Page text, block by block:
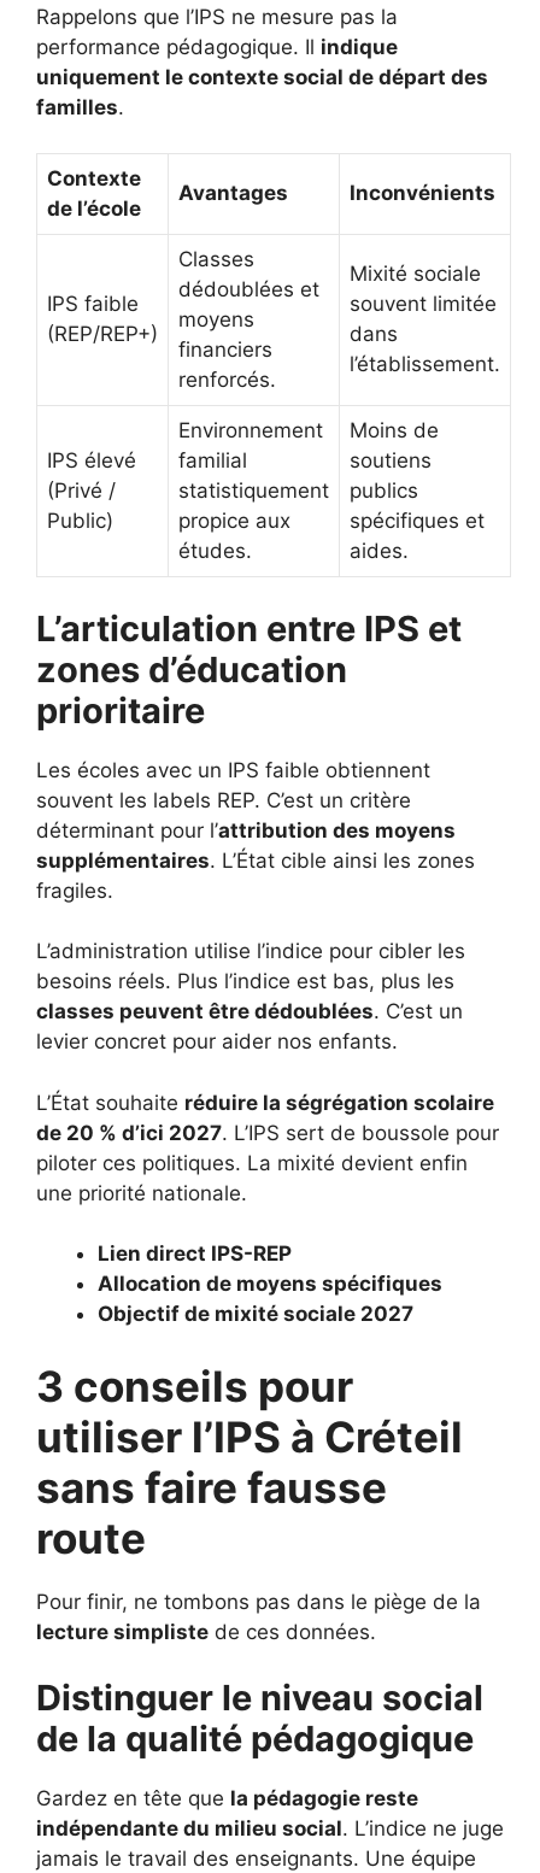
Rappelons que l’IPS ne mesure pas la
performance pédagogique. Il indique
uniquement le contexte social de départ des
familles.
Contexte
de l’école
Avantages Inconvénients
IPS faible
(REP/REP+)
Classes
dédoublées et
moyens
financiers
renforcés.
Mixité sociale
souvent limitée
dans
l’établissement.
IPS élevé
(Privé /
Public)
Environnement
familial
statistiquement
propice aux
études.
Moins de
soutiens
publics
spécifiques et
aides.
L’articulation entre IPS et
zones d’éducation
prioritaire
Les écoles avec un IPS faible obtiennent
souvent les labels REP. C’est un critère
déterminant pour l’attribution des moyens
supplémentaires. L’État cible ainsi les zones
fragiles.
L’administration utilise l’indice pour cibler les
besoins réels. Plus l’indice est bas, plus les
classes peuvent être dédoublées. C’est un
levier concret pour aider nos enfants.
L’État souhaite réduire la ségrégation scolaire
de 20 % d’ici 2027. L’IPS sert de boussole pour
piloter ces politiques. La mixité devient enfin
une priorité nationale.
Lien direct IPS-REP
Allocation de moyens spécifiques
Objectif de mixité sociale 2027
3 conseils pour
utiliser l’IPS à Créteil
sans faire fausse
route
Pour finir, ne tombons pas dans le piège de la
lecture simpliste de ces données.
Distinguer le niveau social
de la qualité pédagogique
Gardez en tête que la pédagogie reste
indépendante du milieu social. L’indice ne juge
jamais le travail des enseignants. Une équipe